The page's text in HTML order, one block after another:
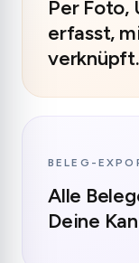
Per Foto,
erfasst,
verknüpft.
BELEG-
Alle
Deine